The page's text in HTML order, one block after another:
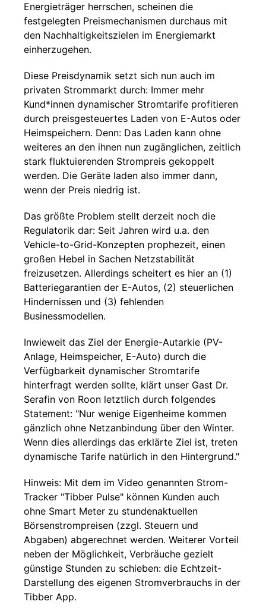
Energieträger herrschen, scheinen die
festgelegten Preismechanismen durchaus mit
den Nachhaltigkeitszielen im Energiemarkt
einherzugehen.
Diese Preisdynamik setzt sich nun auch im
privaten Strommarkt durch: Immer mehr
Kund*innen dynamischer Stromtarife profitieren
durch preisgesteuertes Laden von E-Autos oder
Heimspeichern. Denn: Das Laden kann ohne
weiteres an den ihnen nun zugänglichen, zeitlich
stark fluktuierenden Strompreis gekoppelt
werden. Die Geräte laden also immer dann,
wenn der Preis niedrig ist.
Das größte Problem stellt derzeit noch die
Regulatorik dar: Seit Jahren wird u.a. den
Vehicle-to-Grid-Konzepten prophezeit, einen
großen Hebel in Sachen Netzstabilität
freizusetzen. Allerdings scheitert es hier an (1)
Batteriegarantien der E-Autos, (2) steuerlichen
Hindernissen und (3) fehlenden
Businessmodellen.
Inwieweit das Ziel der Energie-Autarkie (PV-
Anlage, Heimspeicher, E-Auto) durch die
Verfügbarkeit dynamischer Stromtarife
hinterfragt werden sollte, klärt unser Gast Dr.
Serafin von Roon letztlich durch folgendes
Statement: "Nur wenige Eigenheime kommen
gänzlich ohne Netzanbindung über den Winter.
Wenn dies allerdings das erklärte Ziel ist, treten
dynamische Tarife natürlich in den Hintergrund."
Hinweis: Mit dem im Video genannten Strom-
Tracker "Tibber Pulse" können Kunden auch
ohne Smart Meter zu stundenaktuellen
Börsenstrompreisen (zzgl. Steuern und
Abgaben) abgerechnet werden. Weiterer Vorteil
neben der Möglichkeit, Verbräuche gezielt
günstige Stunden zu schieben: die Echtzeit-
Darstellung des eigenen Stromverbrauchs in der
Tibber App.